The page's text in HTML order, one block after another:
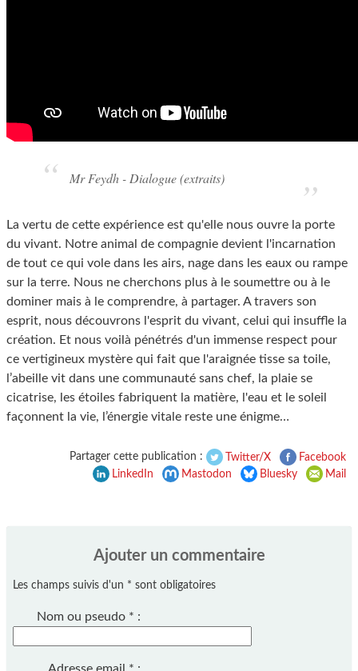
Mr Feydh - Dialogue (extraits)
La vertu de cette expérience est qu'elle nous ouvre la porte
du vivant. Notre animal de compagnie devient l'incarnation
de tout ce qui vole dans les airs, nage dans les eaux ou rampe
sur la terre. Nous ne cherchons plus à le soumettre ou à le
dominer mais à le comprendre, à partager. A travers son
esprit, nous découvrons l'esprit du vivant, celui qui insuffle la
création. Et nous voilà pénétrés d'un immense respect pour
ce vertigineux mystère qui fait que l'araignée tisse sa toile,
l’abeille vit dans une communauté sans chef, la plaie se
cicatrise, les étoiles fabriquent la matière, l'eau et le soleil
façonnent la vie, l’énergie vitale reste une énigme…
Partager cette publication : Twitter/X
Facebook
LinkedIn
Mastodon Bluesky Mail
Ajouter un commentaire
Les champs suivis d'un * sont obligatoires
Nom ou pseudo * :